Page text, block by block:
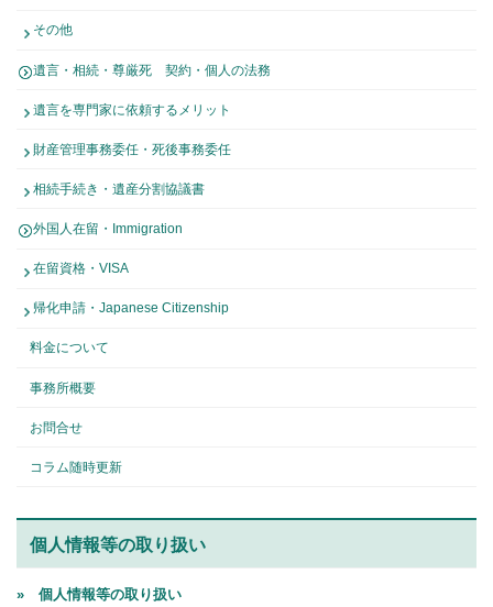
その他
遺言・相続・尊厳死 契約・個人の法務
遺言を専門家に依頼するメリット
財産管理事務委任・死後事務委任
相続手続き・遺産分割協議書
外国人在留・Immigration
在留資格・VISA
帰化申請・Japanese Citizenship
料金について
事務所概要
お問合せ
コラム随時更新
個人情報等の取り扱い
» 個人情報等の取り扱い